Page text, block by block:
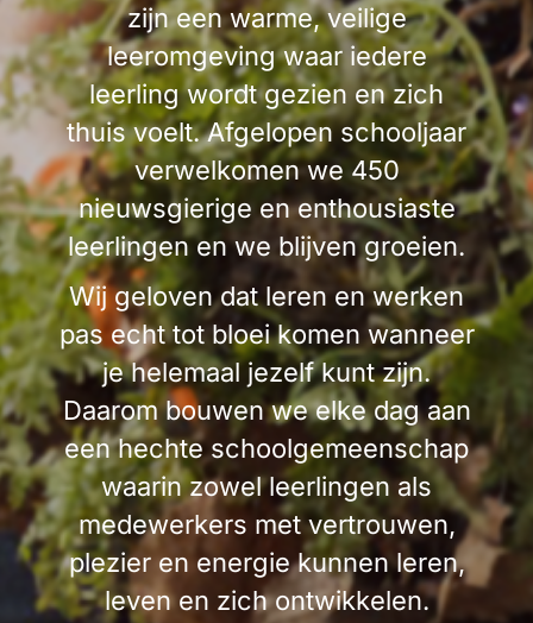
zijn een warme, veilige
leeromgeving waar iedere
leerling wordt gezien en zich
thuis voelt. Afgelopen schooljaar
verwelkomen we 450
nieuwsgierige en enthousiaste
leerlingen en we blijven groeien.
Wij geloven dat leren en werken
pas echt tot bloei komen wanneer
je helemaal jezelf kunt zijn.
Daarom bouwen we elke dag aan
een hechte schoolgemeenschap
waarin zowel leerlingen als
medewerkers met vertrouwen,
plezier en energie kunnen leren,
leven en zich ontwikkelen.